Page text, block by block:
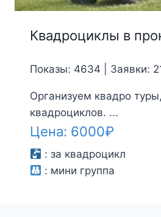
Квадроциклы в
Показы: 4634 | Заявки:
Организуем квадро
квадроциклов. ...
Цена: 6000₽
: за квадроцикл
: мини группа